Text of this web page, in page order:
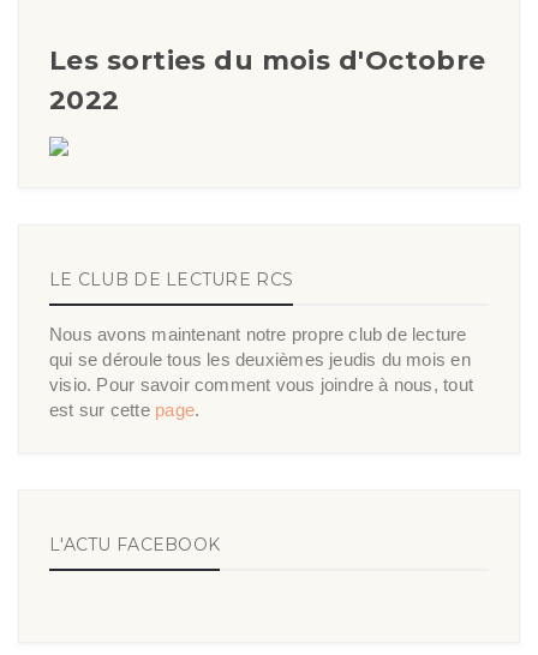
Les sorties du mois d'Octobre
2022
LE CLUB DE LECTURE RCS
Nous avons maintenant notre propre club de lecture
qui se déroule tous les deuxièmes jeudis du mois en
visio. Pour savoir comment vous joindre à nous, tout
est sur cette page.
L'ACTU FACEBOOK